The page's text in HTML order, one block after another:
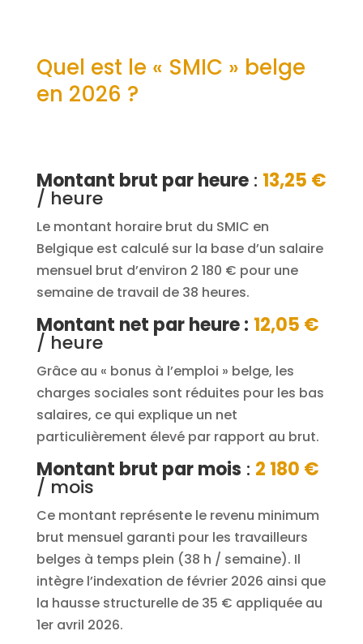
Quel est le « SMIC » belge
en 2026 ?
Montant brut par heure: 13,25 €
/ heure
Le montant horaire brut du SMIC en
Belgique est calculé sur la base d’un salaire
mensuel brut d’environ 2 180 € pour une
semaine de travail de 38 heures.
Montant net par heure : 12,05 €
/ heure
Grâce au « bonus à l’emploi » belge, les
charges sociales sont réduites pour les bas
salaires, ce qui explique un net
particulièrement élevé par rapport au brut.
Montant brut par mois : 2 180 €
/ mois
Ce montant représente le revenu minimum
brut mensuel garanti pour les travailleurs
belges à temps plein (38 h / semaine). Il
intègre l’indexation de février 2026 ainsi que
la hausse structurelle de 35 € appliquée au
1er avril 2026.